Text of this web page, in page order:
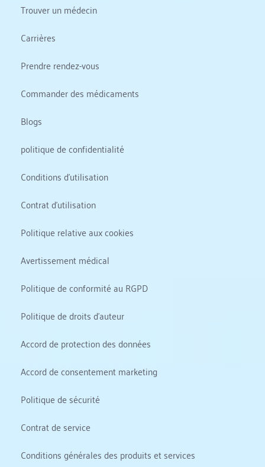
Trouver un médecin
Carrières
Prendre rendez-vous
Commander des médicaments
Blogs
politique de confidentialité
Conditions d'utilisation
Contrat d'utilisation
Politique relative aux cookies
Avertissement médical
Politique de conformité au RGPD
Politique de droits d'auteur
Accord de protection des données
Accord de consentement marketing
Politique de sécurité
Contrat de service
Conditions générales des produits et services